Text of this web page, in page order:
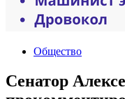
Общество
Сенатор